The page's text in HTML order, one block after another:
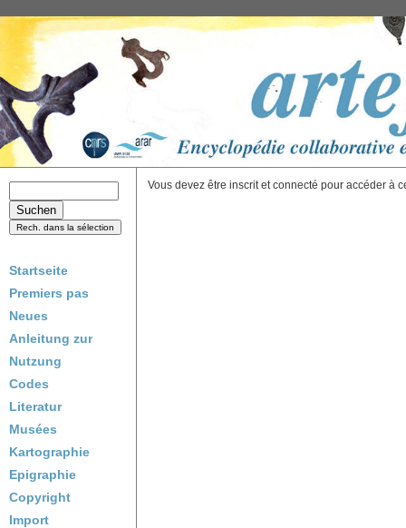
Startseite
Premiers pas
Neues
Anleitung zur
Nutzung
Codes
Literatur
Musées
Kartographie
Epigraphie
Copyright
Import
Vous devez être inscrit et connecté pour accéder à